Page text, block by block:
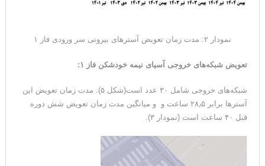
نمودار ۲: مدت زمان تعویض آسترهای بیرونی سر ورودی فاز ۱
تعویض شبکه‌های خروجی آسیای نیمه خودشکن فاز ۱ :
شبکه‌های خروجی شامل ۳۰ عدد است(شکل ۵). مدت زمان تعویض این
آسترها برابر ۲۸٫۵ ساعت و و میانگین مدت زمان تعویض شش دوره
قبل ۴۰ ساعت است (نمودار ۳).